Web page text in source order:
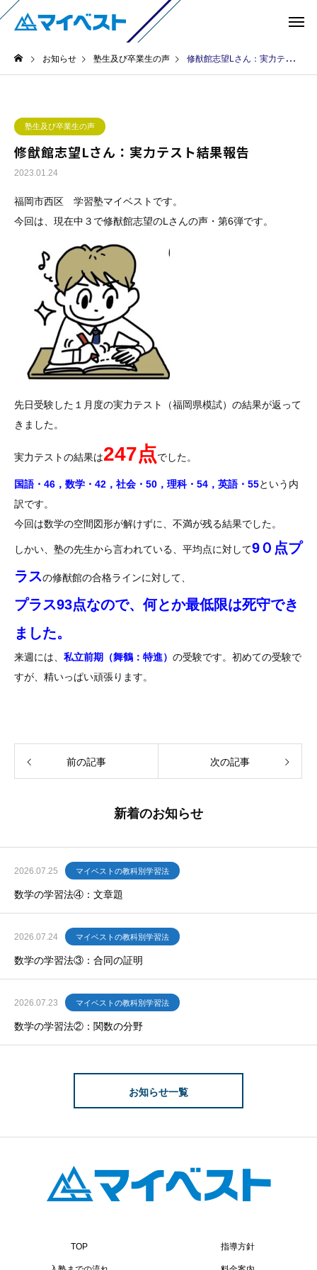
お知らせ 塾生及び卒業生の声 修猷館志望Lさん：実力テスト結果報告
塾生及び卒業生の声
修猷館志望Lさん：実力テスト結果報告
2023.01.24
福岡市西区 学習塾マイベストです。
今回は、現在中３で修猷館志望のLさんの声・第6弾です。
先日受験した１月度の実力テスト（福岡県模試）の結果が返って
きました。
実力テストの結果は247点でした。
国語・46，数学・42，社会・50，理科・54，英語・55という内
訳です。
今回は数学の空間図形が解けずに、不満が残る結果でした。
しかい、塾の先生から言われている、平均点に対して9０点プ
ラスの修猷館の合格ラインに対して、
プラス93点なので、何とか最低限は死守でき
ました。
来週には、 私立前期（舞鶴：特進） の受験です。初めての受験で
すが、精いっぱい頑張ります。
前の記事 次の記事
新着のお知らせ
2026.07.25 マイベストの教科別学習法
数学の学習法④：文章題
2026.07.24 マイベストの教科別学習法
数学の学習法③：合同の証明
2026.07.23 マイベストの教科別学習法
数学の学習法②：関数の分野
お知らせ一覧
TOP 指導方針